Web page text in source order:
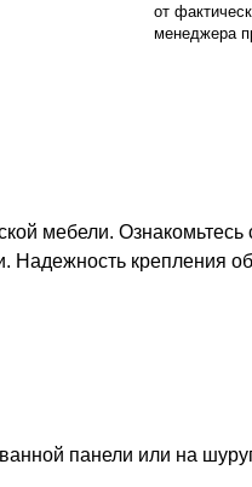
от
менеджера
мебели. Ознакомьтесь
Надежность крепления
панели или на